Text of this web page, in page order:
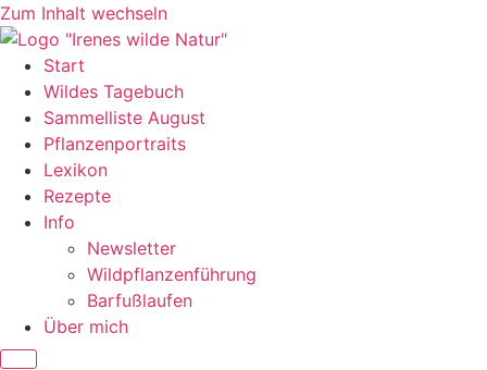
Zum Inhalt wechseln
Start
Wildes Tagebuch
Sammelliste August
Pflanzenportraits
Lexikon
Rezepte
Info
Newsletter
Wildpflanzenführung
Barfußlaufen
Über mich